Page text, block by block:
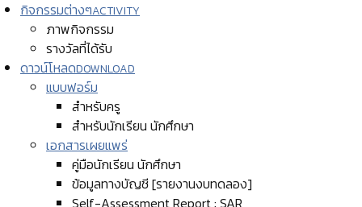
กิจกรรมต่างๆACTIVITY
ภาพกิจกรรม
รางวัลที่ได้รับ
ดาวน์โหลดDOWNLOAD
แบบฟอร์ม
สำหรับครู
สำหรับนักเรียน นักศึกษา
เอกสารเผยแพร่
คู่มือนักเรียน นักศึกษา
ข้อมูลทางบัญชี [รายงานงบทดลอง]
Self-Assessment Report : SAR